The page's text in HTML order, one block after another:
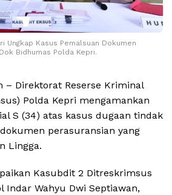
Ungkap Kasus Pemalsuan Dokumen
Bidhumas Polda Kepri.
– Direktorat Reserse Kriminal
Polda Kepri mengamankan
S (34) atas kasus dugaan tindak
perasuransian yang
Lingga.
Kasubdit 2 Ditreskrimsus
Indar Wahyu Dwi Septiawan,